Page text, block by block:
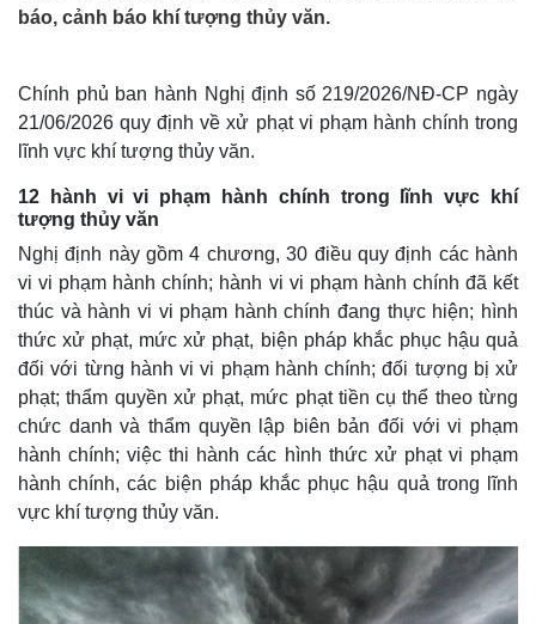
báo, cảnh báo khí tượng thủy văn.
Chính phủ ban hành Nghị định số 219/2026/NĐ-CP ngày
21/06/2026 quy định về xử phạt vi phạm hành chính trong
lĩnh vực khí tượng thủy văn.
12 hành vi vi phạm hành chính trong lĩnh vực khí
tượng thủy văn
Nghị định này gồm 4 chương, 30 điều quy định các hành
vi vi phạm hành chính; hành vi vi phạm hành chính đã kết
thúc và hành vi vi phạm hành chính đang thực hiện; hình
thức xử phạt, mức xử phạt, biện pháp khắc phục hậu quả
đối với từng hành vi vi phạm hành chính; đối tượng bị xử
phạt; thẩm quyền xử phạt, mức phạt tiền cụ thể theo từng
chức danh và thẩm quyền lập biên bản đối với vi phạm
hành chính; việc thi hành các hình thức xử phạt vi phạm
hành chính, các biện pháp khắc phục hậu quả trong lĩnh
vực khí tượng thủy văn.